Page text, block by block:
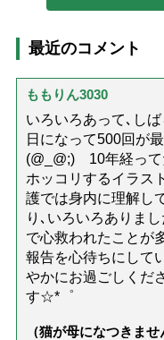
最近のコメント
ももりん3030
いろいろあって､し
日になって500回が
(@_@;) 10年経っ
ホッコリするイラ
護では身内に理解し
り､いろいろありま
で心救われたことが
報告を心待ちにして
やかにお過ごしくだ
す☆*゜
（猫が母になつきま